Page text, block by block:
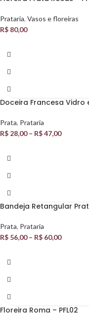
Prataria, Vasos e floreiras
R$ 80,00
Doceira Francesa Vidro
Prata, Prataria
R$ 28,00 – R$47,00
Bandeja Retangular
Prata, Prataria
R$ 56,00 – R$ 60,00
Floreira Roma – PFL02